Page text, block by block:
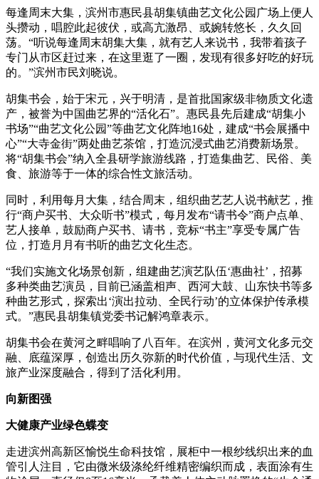
每逢周末大集，滨州市惠民县胡集镇曲艺文化公园广场上便人
头攒动，唱腔此起彼伏，或高亢激昂、或婉转悠长，久久回
荡。“听说每逢周末胡集大集，就有艺人来说书，我带着孩子
专门从市区赶过来，在这里逛了一圈，发现有很多好吃的好玩
的。”滨州市民刘晓说。
胡集书会，始于宋元，兴于明清，是首批国家级非物质文化遗
产，被誉为中国曲艺界的“活化石”。惠民县先后建成“胡集小
书场”“曲艺文化公园”等曲艺文化阵地16处，建成“书会展播中
心”“大寺金街”两处曲艺茶馆，打造沉浸式曲艺消费新场景。
将“胡集书会”纳入全县研学旅游线路，打造集曲艺、民俗、美
食、旅游等于一体的综合性文旅活动。
同时，利用每月大集，结合周末，组织曲艺艺人说书献艺，推
行“商户买书、大众听书”模式，每月发布“请书令”商户点单、
艺人接单，鼓励商户买书、请书，竞标“书主”享受专属广告
位，打造月月有书听的曲艺文化生态。
“我们实施文化场景创新，组建曲艺演艺队伍‘惠曲社’，招募
多种类曲艺演员，目前已涵盖相声、西河大鼓、山东快书等多
种曲艺形式，探索出‘演出拉动、全民行动’的立体保护传承模
式。”惠民县胡集镇党委书记解鸿章表示。
胡集书会在黄河之畔唱响了八百年。在滨州，黄河文化多元交
融、底蕴深厚，创造出历久弥新的时代价值，与现代生活、文
旅产业深度融合，得到了活化利用。
向新图强
大健康产业绿色蝶变
走进滨州高新区愉悦生命科技馆，展柜中一根纱线织出来的血
管引人注目，它由微米级涤纶纤维精密编织而成，表面涂有生